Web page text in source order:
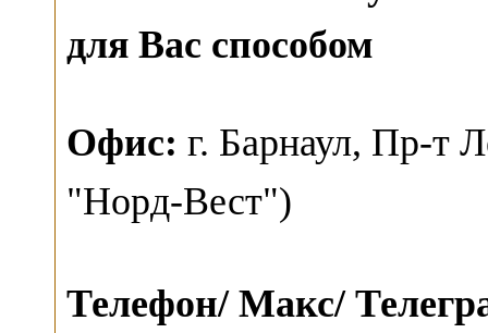
для Вас способом
Офис: г. Барнаул, Пр-т
"Норд-Вест")
Телефон/ Макс/